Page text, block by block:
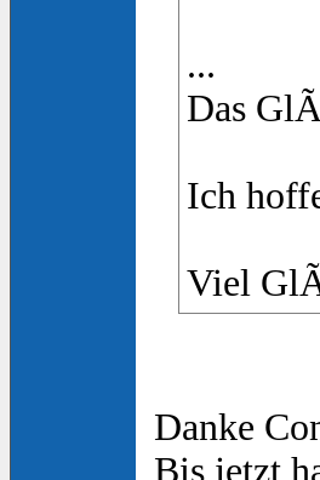
...
Das
Ich
Viel
Danke
Bis jetzt